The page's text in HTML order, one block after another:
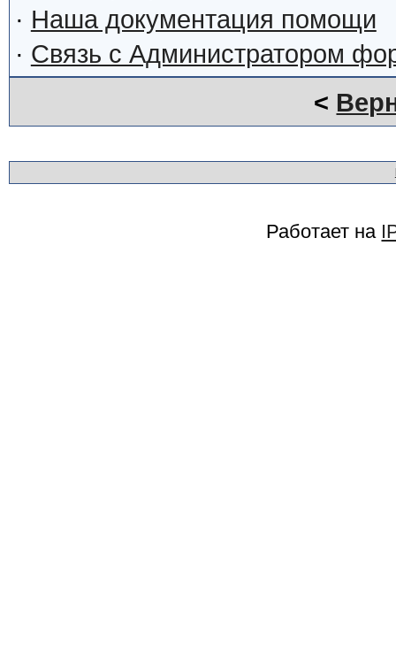
· Наша документация помощи
· Связь с Администратором
<
Работает на